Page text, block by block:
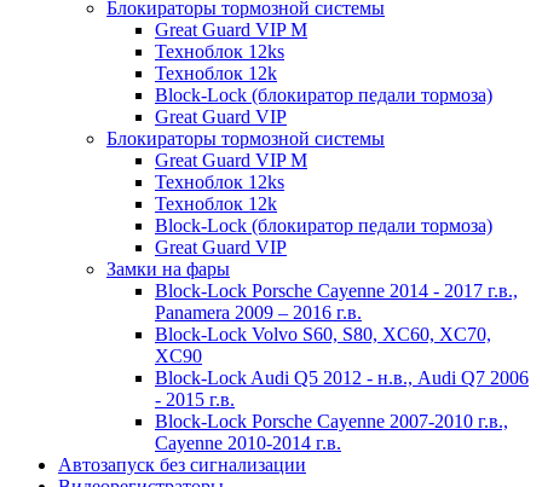
Блокираторы тормозной системы
Great Guard VIP M
Техноблок 12ks
Техноблок 12k
Block-Lock (блокиратор педали тормоза)
Great Guard VIP
Блокираторы тормозной системы
Great Guard VIP M
Техноблок 12ks
Техноблок 12k
Block-Lock (блокиратор педали тормоза)
Great Guard VIP
Замки на фары
Block-Lock Porsche Cayenne 2014 - 2017 г.в.,
Panamera 2009 – 2016 г.в.
Block-Lock Volvo S60, S80, XC60, XC70,
XC90
Block-Lock Audi Q5 2012 - н.в., Audi Q7 2006
- 2015 г.в.
Block-Lock Porsche Cayenne 2007-2010 г.в.,
Cayenne 2010-2014 г.в.
Автозапуск без сигнализации